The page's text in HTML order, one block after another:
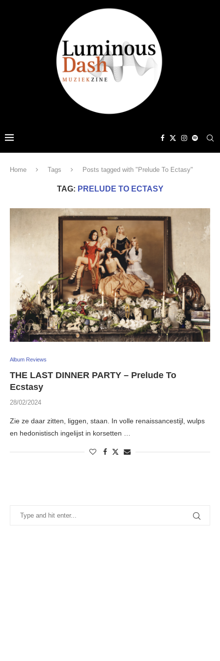
Home Tags Posts tagged with "Prelude To Ectasy"
TAG: PRELUDE TO ECTASY
Album Reviews
THE LAST DINNER PARTY – Prelude To
Ecstasy
28/02/2024
Zie ze daar zitten, liggen, staan. In volle renaissancestijl, wulps
en hedonistisch ingelijst in korsetten …